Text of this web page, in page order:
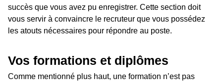
succès que vous avez pu enregistrer. Cette section doit
vous servir à convaincre le recruteur que vous possédez
les atouts nécessaires pour répondre au poste.
Vos formations et diplômes
Comme mentionné plus haut, une formation n’est pas